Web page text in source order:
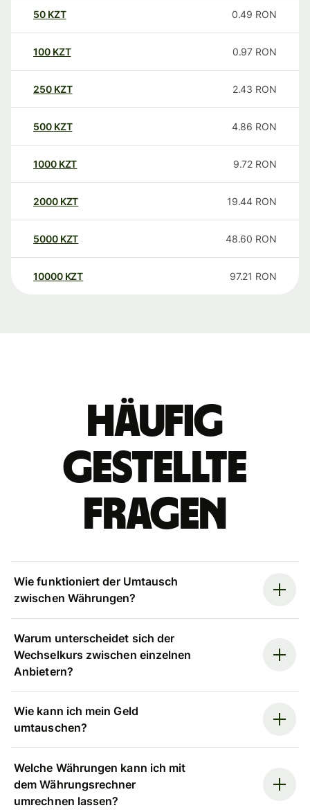
50 KZT 0.49 RON
100 KZT 0.97 RON
250 KZT 2.43 RON
500 KZT 4.86 RON
1000 KZT 9.72 RON
2000 KZT 19.44 RON
5000 KZT 48.60 RON
10000 KZT 97.21 RON
Häufig
gestellte
Fragen
Wie funktioniert der Umtausch
zwischen Währungen?
Warum unterscheidet sich der
Wechselkurs zwischen einzelnen
Anbietern?
Wie kann ich mein Geld
umtauschen?
Welche Währungen kann ich mit
dem Währungsrechner
umrechnen lassen?